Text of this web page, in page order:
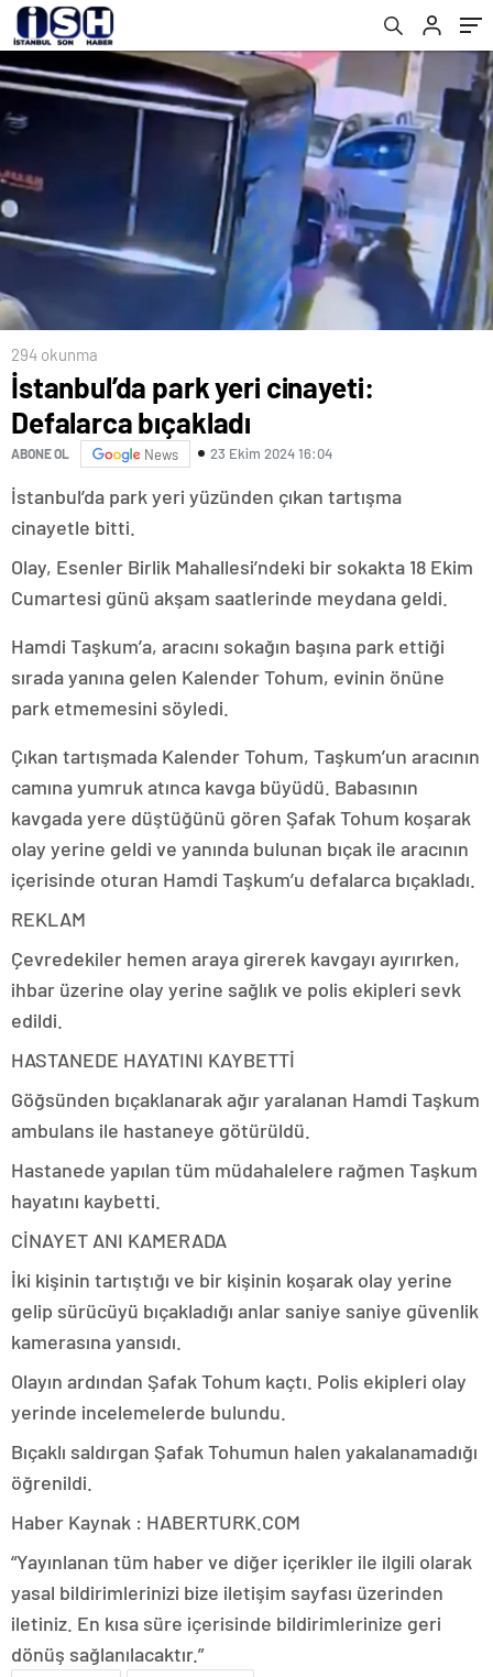
294 okunma
İstanbul’da park yeri cinayeti:
Defalarca bıçakladı
ABONE OL News 23 Ekim 2024 16:04
İstanbul’da park yeri yüzünden çıkan tartışma
cinayetle bitti.
Olay, Esenler Birlik Mahallesi’ndeki bir sokakta 18 Ekim
Cumartesi günü akşam saatlerinde meydana geldi.
Hamdi Taşkum’a, aracını sokağın başına park ettiği
sırada yanına gelen Kalender Tohum, evinin önüne
park etmemesini söyledi.
Çıkan tartışmada Kalender Tohum, Taşkum’un aracının
camına yumruk atınca kavga büyüdü. Babasının
kavgada yere düştüğünü gören Şafak Tohum koşarak
olay yerine geldi ve yanında bulunan bıçak ile aracının
içerisinde oturan Hamdi Taşkum’u defalarca bıçakladı.
REKLAM
Çevredekiler hemen araya girerek kavgayı ayırırken,
ihbar üzerine olay yerine sağlık ve polis ekipleri sevk
edildi.
HASTANEDE HAYATINI KAYBETTİ
Göğsünden bıçaklanarak ağır yaralanan Hamdi Taşkum
ambulans ile hastaneye götürüldü.
Hastanede yapılan tüm müdahalelere rağmen Taşkum
hayatını kaybetti.
CİNAYET ANI KAMERADA
İki kişinin tartıştığı ve bir kişinin koşarak olay yerine
gelip sürücüyü bıçakladığı anlar saniye saniye güvenlik
kamerasına yansıdı.
Olayın ardından Şafak Tohum kaçtı. Polis ekipleri olay
yerinde incelemelerde bulundu.
Bıçaklı saldırgan Şafak Tohumun halen yakalanamadığı
öğrenildi.
Haber Kaynak : HABERTURK.COM
“Yayınlanan tüm haber ve diğer içerikler ile ilgili olarak
yasal bildirimlerinizi bize iletişim sayfası üzerinden
iletiniz. En kısa süre içerisinde bildirimlerinize geri
dönüş sağlanılacaktır.”
Açıklaması